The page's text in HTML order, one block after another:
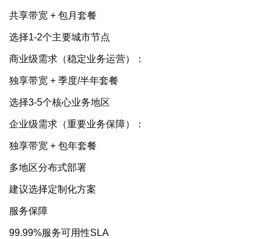
共享带宽 + 包月套餐
选择1-2个主要城市节点
商业级需求（稳定业务运营）：
独享带宽 + 季度/半年套餐
选择3-5个核心业务地区
企业级需求（重要业务保障）：
独享带宽 + 包年套餐
多地区分布式部署
建议选择定制化方案
服务保障
99.99%服务可用性SLA